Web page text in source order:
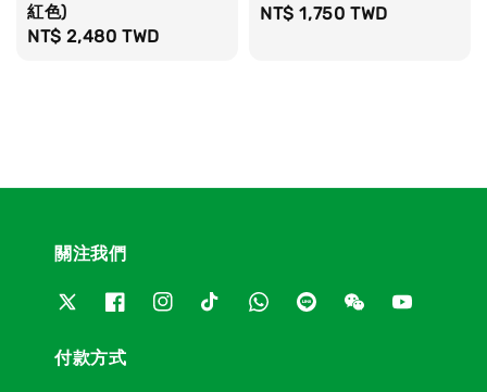
紅色)
Regular
NT$ 2,480 TWD
Regular
NT$ 1,750 TWD
關注我們
付款方式